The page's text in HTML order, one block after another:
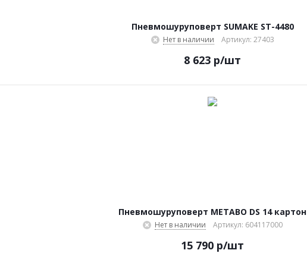
Пневмошуруповерт SUMAKE ST-4480
Нет в наличии Артикул: 27403
8 623 р/шт
Пневмошуруповерт METABO DS 14 картон
Нет в наличии Артикул: 604117000
15 790 р/шт